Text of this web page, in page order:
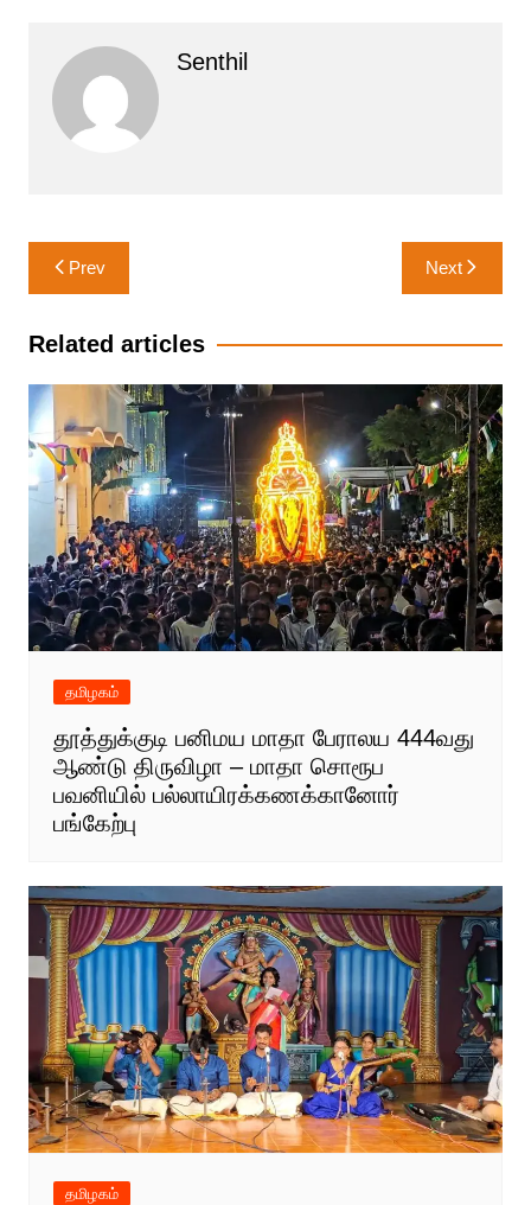
Senthil
Post
navigation
Prev Next
Related articles
தமிழகம்
தூத்துக்குடி பனிமய மாதா பேராலய 444வது
ஆண்டு திருவிழா – மாதா சொரூப
பவனியில் பல்லாயிரக்கணக்கானோர்
பங்கேற்பு
தமிழகம்